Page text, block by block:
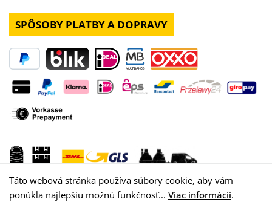
SPÔSOBY PLATBY A DOPRAVY
Táto webová stránka používa súbory cookie, aby vám
ponúkla najlepšiu možnú funkčnosť... Viac informácií.